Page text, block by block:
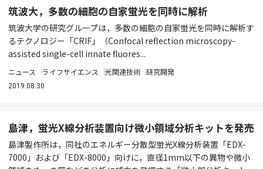
筑波大，多数の細胞の自家蛍光を同時に解析
筑波大学の研究グループは，多数の細胞の自家蛍光を同時に解析す
るテクノロジー「CRIF」（Confocal reflection microscopy-
assisted single-cell innate fluores...
ニュース ライフサイエンス 光関連技術 研究開発
2019.08.30
島津，蛍光X線分析装置向け微小領域分析キットを発売
島津製作所は，同社のエネルギー分散型蛍光X線分析装置「EDX-
7000」および「EDX-8000」向けに，直径1mm以下の異物や微小